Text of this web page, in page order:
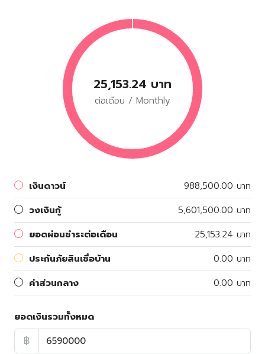
25,153.24 บาท
ต่อเดือน / Monthly
เงินดาวน์
988,500.00 บาท
วงเงินกู้
5,601,500.00 บาท
ยอดผ่อนชำระต่อเดือน
25,153.24 บาท
ประกันภัยสินเชื่อบ้าน
0.00 บาท
ค่าส่วนกลาง
0.00 บาท
ยอดเงินรวมทั้งหมด
฿